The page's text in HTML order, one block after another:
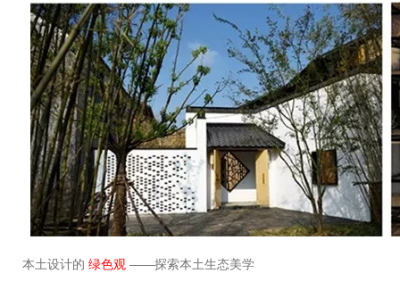
本土设计的 绿色观 ——探索本土生态美学